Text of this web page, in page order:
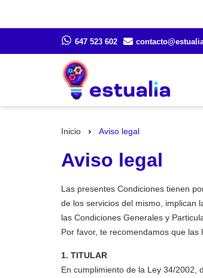
647 523 602
Inicio Aviso legal
Aviso legal
Las presentes Condiciones tienen
de los servicios del mismo, implican
las Condiciones Generales y
Por favor, te recomendamos que las
1. TITULAR
En cumplimiento de la Ley 34/2002,